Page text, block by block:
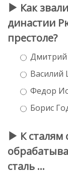
Как
династии
престоле?
Василий
Федор
Борис
К
сталь …